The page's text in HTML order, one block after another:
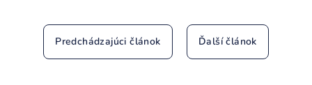
Predchádzajúci článok Ďalší článok